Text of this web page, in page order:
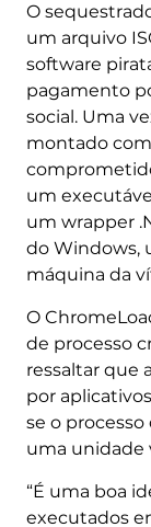
O
um arquivo
software
pagamento
social. Uma
montado
um
um wrapper
do Windows,
máquina da
O
de processo
ressaltar que
por
se o
uma unidade
“É uma boa
executados